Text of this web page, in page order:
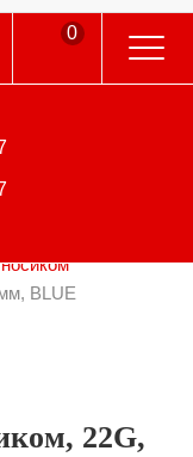
оф. 108
0
BLUE
22G,